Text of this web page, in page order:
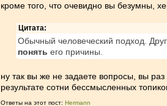
кроме того, что очевидно вы безумны,
Цитата:
Обычный человеческий подход.
понять его причины.
ну так вы же не задаете вопросы, вы
результате сотни бессмысленных
Ответы на этот пост: Hermann